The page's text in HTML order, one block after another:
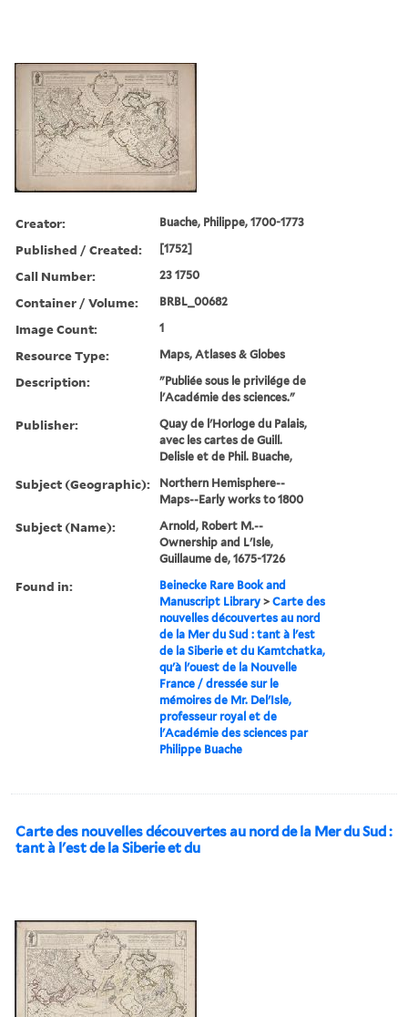
Creator: Buache, Philippe, 1700-1773
Published / Created: [1752]
Call Number: 23 1750
Container / Volume: BRBL_00682
Image Count: 1
Resource Type: Maps, Atlases & Globes
Description:
"Publiée sous le privilége de
l'Académie des sciences."
Publisher:
Quay de l'Horloge du Palais,
avec les cartes de Guill.
Delisle et de Phil. Buache,
Subject (Geographic):
Northern Hemisphere--
Maps--Early works to 1800
Subject (Name):
Arnold, Robert M.--
Ownership and L'Isle,
Guillaume de, 1675-1726
Found in:
Beinecke Rare Book and
Manuscript Library >Carte des
nouvelles découvertes au nord
de la Mer du Sud : tant à l'est
de la Siberie et du Kamtchatka,
qu'à l'ouest de la Nouvelle
France / dressée sur le
mémoires de Mr. Del'Isle,
professeur royal et de
l'Académie des sciences par
Philippe Buache
Carte des nouvelles découvertes au nord de la Mer du Sud :
tant à l'est de la Siberie et du